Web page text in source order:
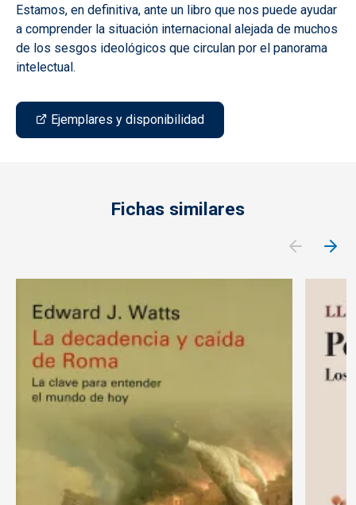
Estamos, en definitiva, ante un libro que nos puede ayudar
a comprender la situación internacional alejada de muchos
de los sesgos ideológicos que circulan por el panorama
intelectual.
Ejemplares y disponibilidad
Fichas similares